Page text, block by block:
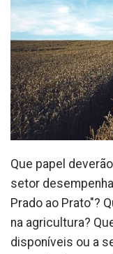
Que papel
setor
Prado ao Prato"?
na agricultura?
disponíveis ou a